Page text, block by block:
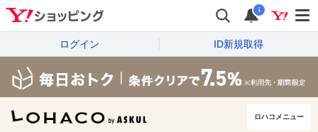
i
ログイン ID新規取得
ロハコメニュー